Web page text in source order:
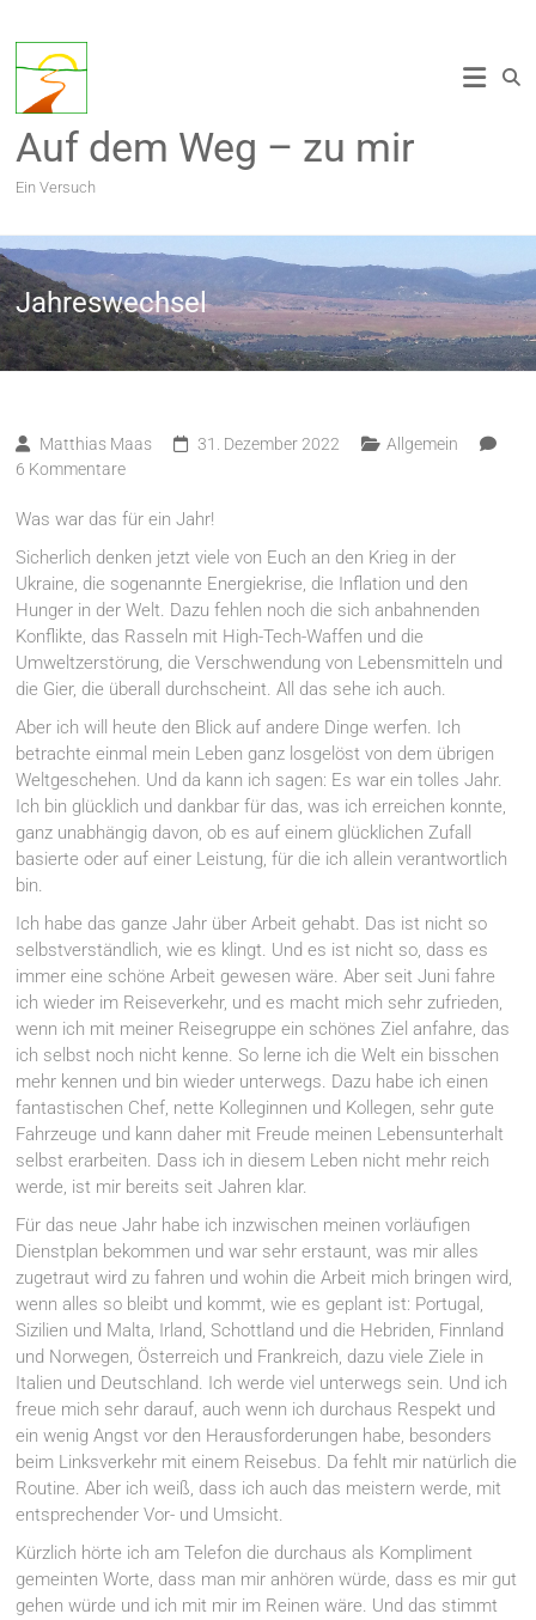
Inhalt
springen
Auf dem Weg – zu mir
Ein Versuch
Jahreswechsel
Matthias Maas 31. Dezember 2022
Allgemein
6 Kommentare
Was war das für ein Jahr!
Sicherlich denken jetzt viele von Euch an den Krieg in der
Ukraine, die sogenannte Energiekrise, die Inflation und den
Hunger in der Welt. Dazu fehlen noch die sich anbahnenden
Konflikte, das Rasseln mit High-Tech-Waffen und die
Umweltzerstörung, die Verschwendung von Lebensmitteln und
die Gier, die überall durchscheint. All das sehe ich auch.
Aber ich will heute den Blick auf andere Dinge werfen. Ich
betrachte einmal mein Leben ganz losgelöst von dem übrigen
Weltgeschehen. Und da kann ich sagen: Es war ein tolles Jahr.
Ich bin glücklich und dankbar für das, was ich erreichen konnte,
ganz unabhängig davon, ob es auf einem glücklichen Zufall
basierte oder auf einer Leistung, für die ich allein verantwortlich
bin.
Ich habe das ganze Jahr über Arbeit gehabt. Das ist nicht so
selbstverständlich, wie es klingt. Und es ist nicht so, dass es
immer eine schöne Arbeit gewesen wäre. Aber seit Juni fahre
ich wieder im Reiseverkehr, und es macht mich sehr zufrieden,
wenn ich mit meiner Reisegruppe ein schönes Ziel anfahre, das
ich selbst noch nicht kenne. So lerne ich die Welt ein bisschen
mehr kennen und bin wieder unterwegs. Dazu habe ich einen
fantastischen Chef, nette Kolleginnen und Kollegen, sehr gute
Fahrzeuge und kann daher mit Freude meinen Lebensunterhalt
selbst erarbeiten. Dass ich in diesem Leben nicht mehr reich
werde, ist mir bereits seit Jahren klar.
Für das neue Jahr habe ich inzwischen meinen vorläufigen
Dienstplan bekommen und war sehr erstaunt, was mir alles
zugetraut wird zu fahren und wohin die Arbeit mich bringen wird,
wenn alles so bleibt und kommt, wie es geplant ist: Portugal,
Sizilien und Malta, Irland, Schottland und die Hebriden, Finnland
und Norwegen, Österreich und Frankreich, dazu viele Ziele in
Italien und Deutschland. Ich werde viel unterwegs sein. Und ich
freue mich sehr darauf, auch wenn ich durchaus Respekt und
ein wenig Angst vor den Herausforderungen habe, besonders
beim Linksverkehr mit einem Reisebus. Da fehlt mir natürlich die
Routine. Aber ich weiß, dass ich auch das meistern werde, mit
entsprechender Vor- und Umsicht.
Kürzlich hörte ich am Telefon die durchaus als Kompliment
gemeinten Worte, dass man mir anhören würde, dass es mir gut
gehen würde und ich mit mir im Reinen wäre. Und das stimmt